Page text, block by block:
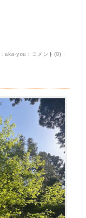
aka-you： コメント(0) ：